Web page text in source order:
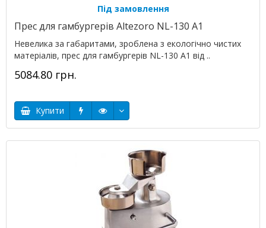
Під замовлення
Прес для гамбургерів Altezoro NL-130 A1
Невелика за габаритами, зроблена з екологічно чистих
матеріалів, прес для гамбургерів NL-130 A1 від ..
5084.80 грн.
Купити